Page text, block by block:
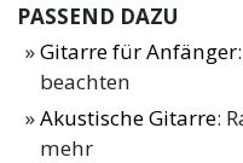
PASSEND DAZU
Gitarre für Anfänger
beachten
Akustische Gitarre:
mehr